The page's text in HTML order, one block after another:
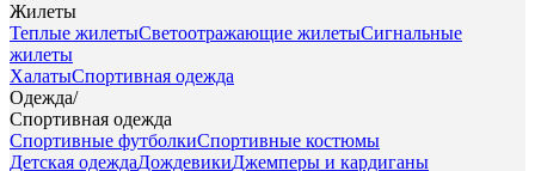
Жилеты
Теплые жилетыСветоотражающие жилетыСигнальные
жилеты
ХалатыСпортивная одежда
Одежда/
Спортивная одежда
Спортивные футболкиСпортивные костюмы
Детская одеждаДождевикиДжемперы и кардиганы